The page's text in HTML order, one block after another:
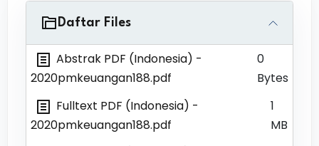
Daftar Files
Abstrak PDF (Indonesia) -
2020pmkeuangan188.pdf
0
Bytes
Fulltext PDF (Indonesia) -
2020pmkeuangan188.pdf
1
MB